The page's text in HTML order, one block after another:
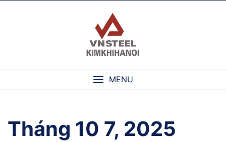
MENU
Tháng 10 7, 2025